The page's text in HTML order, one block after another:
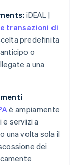
iDEAL |
transazioni di
predefinita
o
a una
è ampiamente
servizi a
una volta sola il
dei